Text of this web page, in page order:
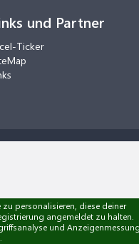
und Partner
Ticker
personalisieren, diese deiner
angemeldet zu halten.
und